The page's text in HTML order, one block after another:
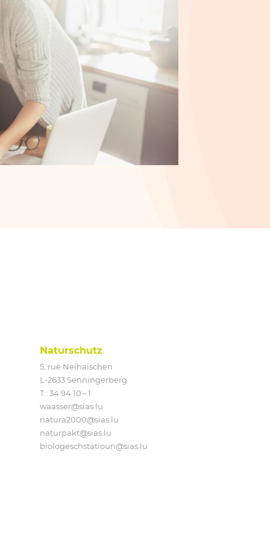
Naturschutz
5, rue Neihaischen
L‑2633 Senningerberg
T : 34 94 10 – 1
waasser@​sias.​lu
natura2000@​sias.​lu
naturpakt@​sias.​lu
biologeschstatioun@​sias.​lu